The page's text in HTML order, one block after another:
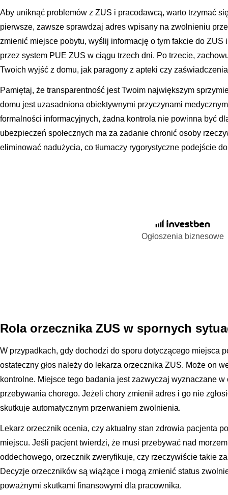
Aby uniknąć problemów z ZUS i pracodawcą, warto trzymać
pierwsze, zawsze sprawdzaj adres wpisany na zwolnieniu
zmienić miejsce pobytu, wyślij informację o tym fakcie do
przez system PUE ZUS w ciągu trzech dni. Po trzecie,
Twoich wyjść z domu, jak paragony z apteki czy
Pamiętaj, że transparentność jest Twoim największym
domu jest uzasadniona obiektywnymi przyczynami
formalności informacyjnych, żadna kontrola nie powinna być
ubezpieczeń społecznych ma za zadanie chronić osoby
eliminować nadużycia, co tłumaczy rygorystyczne podejście
Ogłoszenia biznesowe
Rola orzecznika ZUS w spornych
W przypadkach, gdy dochodzi do sporu dotyczącego miejsca
ostateczny głos należy do lekarza orzecznika ZUS. Może on
kontrolne. Miejsce tego badania jest zazwyczaj wyznaczane
przebywania chorego. Jeżeli chory zmienił adres i go nie
skutkuje automatycznym przerwaniem zwolnienia.
Lekarz orzecznik ocenia, czy aktualny stan zdrowia pacjenta
miejscu. Jeśli pacjent twierdzi, że musi przebywać nad
oddechowego, orzecznik zweryfikuje, czy rzeczywiście takie
Decyzje orzeczników są wiążące i mogą zmienić status
poważnymi skutkami finansowymi dla pracownika.